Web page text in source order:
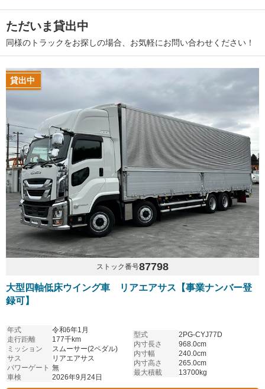
ただいま貸出中
同様のトラックをお探しの場合、お気軽にお問い合わせください！
貸出中
ストック番号87798
大型四軸低床ウイング車 リアエアサス【事業ナンバー登
録可】
年式
令和6年1月
走行距離
177千km
ミッション
スムーサー(2ペダル)
サス
リアエアサス
パワーゲート 無
車検
2026年9月24日
型式
2PG-CYJ77D
内寸長さ
968.0cm
内寸幅
240.0cm
内寸高さ
265.0cm
最大積載
13700kg